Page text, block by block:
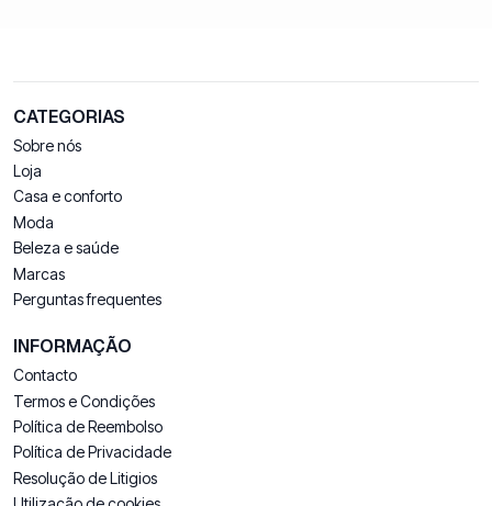
CATEGORIAS
Sobre nós
Loja
Casa e conforto
Moda
Beleza e saúde
Marcas
Perguntas frequentes
INFORMAÇÃO
Contacto
Termos e Condições
Política de Reembolso
Política de Privacidade
Resolução de Litigios